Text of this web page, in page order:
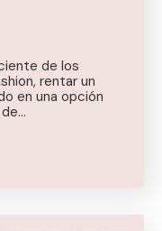
de los
rentar un
en una opción